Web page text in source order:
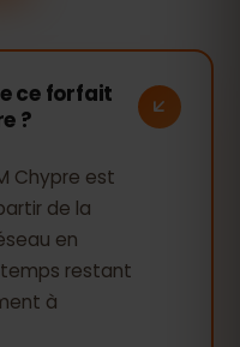
ce forfait
?
Chypre est
de la
en
temps restant
à